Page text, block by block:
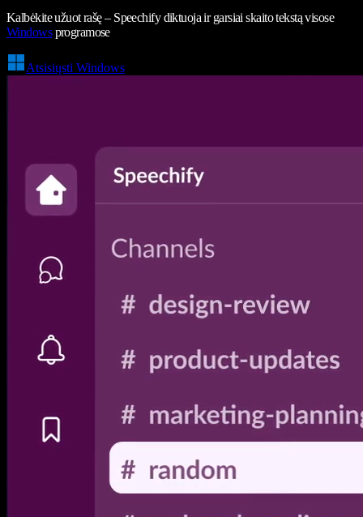
Kalbėkite užuot rašę – Speechify diktuoja ir garsiai skaito tekstą visose
Windowsprogramose
Atsisiųsti Windows